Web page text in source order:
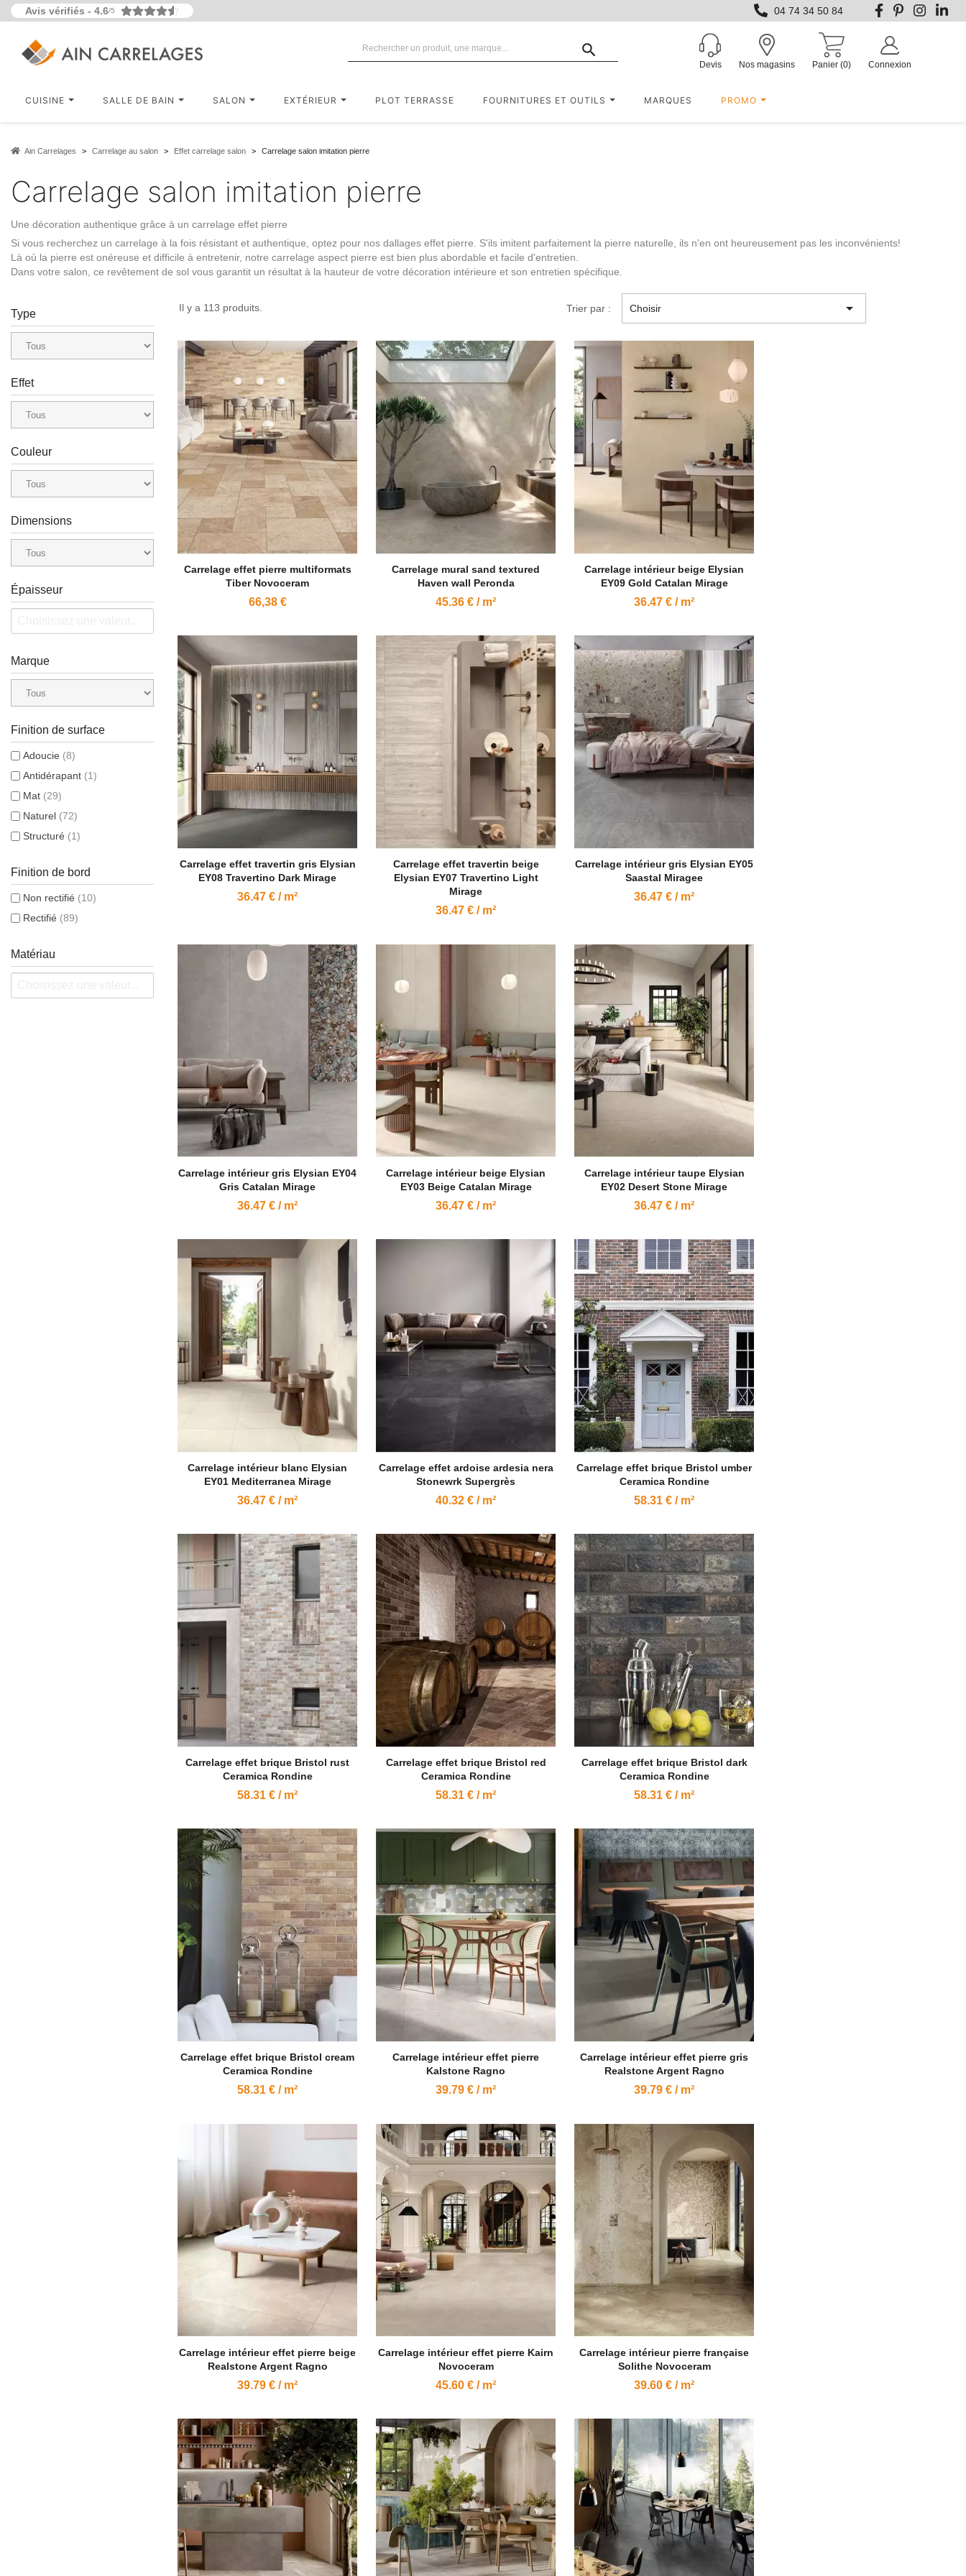
Avis vérifiés - 4.6/5 04 74 34 50 84

Devis Nos magasins Panier (0) Connexion
CUISINE SALLE DE BAIN SALON EXTÉRIEUR PLOT TERRASSE FOURNITURES ET OUTILS MARQUES PROMO
Ain Carrelages Carrelage au salon Effet carrelage salon Carrelage salon imitation pierre
Carrelage salon imitation pierre
Une décoration authentique grâce à un carrelage effet pierre
Si vous recherchez un carrelage à la fois résistant et authentique , optez pour nos dallages effet pierre. S'ils imitent parfaitement la pierre naturelle, ils n'en ont heureusement pas les inconvénients!
Là où la pierre est onéreuse et difficile à entretenir, notre carrelage aspect pierre est bien plus abordable et facile d'entretien
Dans votre salon, ce revêtement de sol vous garantit un résultat à la hauteur de votre décoration intérieure et son entretien spécifique.
Type
Effet
Couleur
Dimensions
Épaisseur
Marque
Finition de surface
Adoucie (8)
Antidérapant (1)
Mat (29)
Naturel (72)
Structuré (1)
Finition de bord
Non rectifié (10)
Rectifié (89)
Matériau
Il y a 113 produits. Trier par : Choisir 
Carrelage effet pierre multiformats
Tiber Novoceram
66,38 €
Carrelage mural sand textured
Haven wall Peronda
45.36 € / m²
Carrelage intérieur beige Elysian
EY09 Gold Catalan Mirage
36.47 € / m²
Carrelage effet travertin gris Elysian
EY08 Travertino Dark Mirage
36.47 € / m²
Carrelage effet travertin beige
Elysian EY07 Travertino Light
Mirage
36.47 € / m²
Carrelage intérieur gris Elysian EY05
Saastal Miragee
36.47 € / m²
Carrelage intérieur gris Elysian EY04
Gris Catalan Mirage
36.47 € / m²
Carrelage intérieur beige Elysian
EY03 Beige Catalan Mirage
36.47 € / m²
Carrelage intérieur taupe Elysian
EY02 Desert Stone Mirage
36.47 € / m²
Carrelage intérieur blanc Elysian
EY01 Mediterranea Mirage
36.47 € / m²
Carrelage effet ardoise ardesia nera
Stonewrk Supergrès
40.32 € / m²
Carrelage effet brique Bristol umber
Ceramica Rondine
58.31 € / m²
Carrelage effet brique Bristol rust
Ceramica Rondine
58.31 € / m²
Carrelage effet brique Bristol red
Ceramica Rondine
58.31 € / m²
Carrelage effet brique Bristol dark
Ceramica Rondine
58.31 € / m²
Carrelage effet brique Bristol cream
Ceramica Rondine
58.31 € / m²
Carrelage intérieur effet pierre
Kalstone Ragno
39.79 € / m²
Carrelage intérieur effet pierre gris
Realstone Argent Ragno
39.79 € / m²
Carrelage intérieur effet pierre beige
Realstone Argent Ragno
39.79 € / m²
Carrelage intérieur effet pierre Kairn
Novoceram
45.60 € / m²
Carrelage intérieur pierre française
Solithe Novoceram
39.60 € / m²